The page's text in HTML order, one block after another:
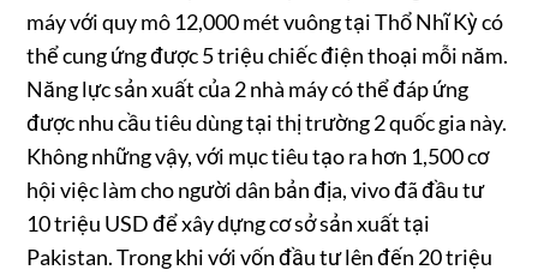
máy với quy mô 12,000 mét vuông tại Thổ Nhĩ Kỳ có
thể cung ứng được 5 triệu chiếc điện thoại mỗi năm.
Năng lực sản xuất của 2 nhà máy có thể đáp ứng
được nhu cầu tiêu dùng tại thị trường 2 quốc gia này.
Không những vậy, với mục tiêu tạo ra hơn 1,500 cơ
hội việc làm cho người dân bản địa, vivo đã đầu tư
10 triệu USD để xây dựng cơ sở sản xuất tại
Pakistan. Trong khi với vốn đầu tư lên đến 20 triệu